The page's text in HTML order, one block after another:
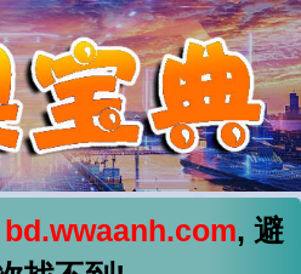
bd.wwaanh.com, 避